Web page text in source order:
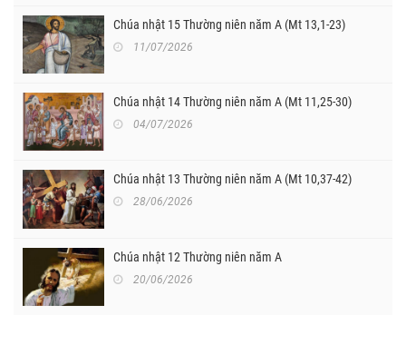
Chúa nhật 15 Thường niên năm A (Mt 13,1-23)
11/07/2026
Chúa nhật 14 Thường niên năm A (Mt 11,25-30)
04/07/2026
Chúa nhật 13 Thường niên năm A (Mt 10,37-42)
28/06/2026
Chúa nhật 12 Thường niên năm A
20/06/2026